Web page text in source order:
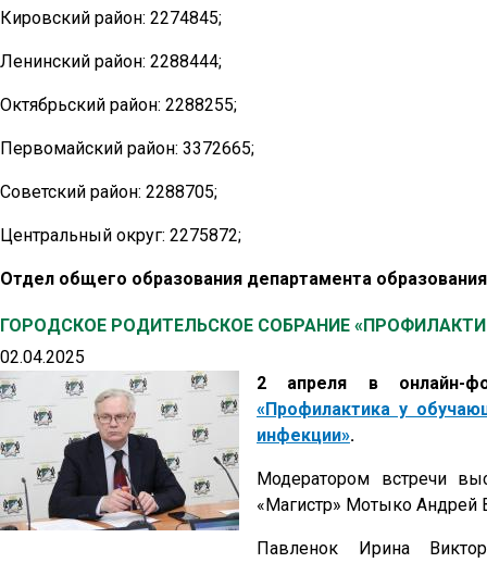
Кировский район: 2274845;
Ленинский район: 2288444;
Октябрьский район: 2288255;
Первомайский район: 3372665;
Советский район: 2288705;
Центральный округ: 2275872;
Отдел общего образования департамента
ГОРОДСКОЕ РОДИТЕЛЬСКОЕ СОБРАНИЕ
02.04.2025
2 апреля в онлайн-
«Профилактика у
инфекции».
Модератором встречи
«Магистр» Мотыко Андрей
Павленок Ирина